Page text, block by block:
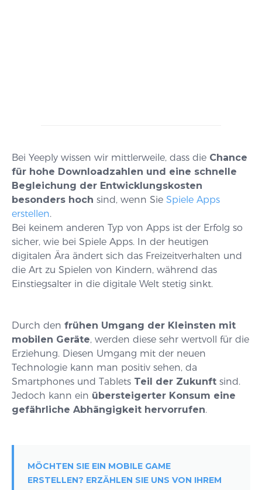
Bei Yeeply wissen wir mittlerweile, dass die Chance
für hohe Downloadzahlen und eine schnelle
Begleichung der Entwicklungskosten
besonders hoch sind, wenn Sie Spiele Apps
erstellen.
Bei keinem anderen Typ von Apps ist der Erfolg so
sicher, wie bei Spiele Apps. In der heutigen
digitalen Ära ändert sich das Freizeitverhalten und
die Art zu Spielen von Kindern, während das
Einstiegsalter in die digitale Welt stetig sinkt.
Durch den frühen Umgang der Kleinsten mit
mobilen Geräte, werden diese sehr wertvoll für die
Erziehung. Diesen Umgang mit der neuen
Technologie kann man positiv sehen, da
Smartphones und Tablets Teil der Zukunft sind.
Jedoch kann ein übersteigerter Konsum eine
gefährliche Abhängigkeit hervorrufen.
MÖCHTEN SIE EIN MOBILE GAME
ERSTELLEN? ERZÄHLEN SIE UNS VON IHREM